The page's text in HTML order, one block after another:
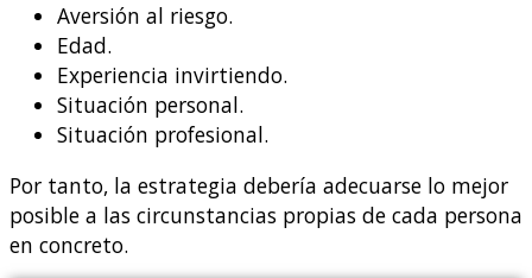
Aversión al riesgo.
Edad.
Experiencia invirtiendo.
Situación personal.
Situación profesional.
Por tanto, la estrategia debería adecuarse lo mejor
posible a las circunstancias propias de cada persona
en concreto.